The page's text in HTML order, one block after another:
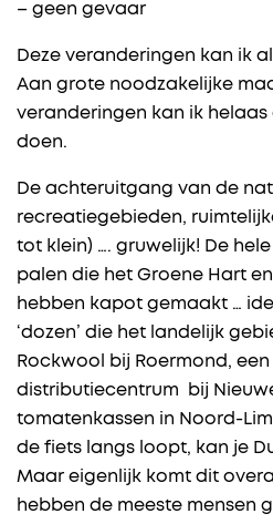
– geen gevaar
Deze veranderingen kan ik
Aan grote noodzakelijke
veranderingen kan ik
doen.
De achteruitgang van de
recreatiegebieden,
tot klein) …. gruwelijk! De
palen die het Groene Hart
hebben kapot gemaakt …
‘dozen’ die het landelijk
Rockwool bij Roermond,
distributiecentrum bij
tomatenkassen in Noord-
de fiets langs loopt, kan je
Maar eigenlijk komt dit
hebben de meeste mensen